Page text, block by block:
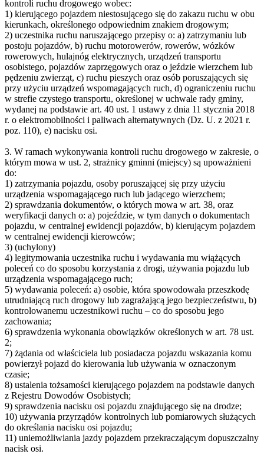
kontroli ruchu drogowego wobec:
1) kierującego pojazdem niestosującego się do zakazu ruchu w obu
kierunkach, określonego odpowiednim znakiem drogowym;
2) uczestnika ruchu naruszającego przepisy o: a) zatrzymaniu lub
postoju pojazdów, b) ruchu motorowerów, rowerów, wózków
rowerowych, hulajnóg elektrycznych, urządzeń transportu
osobistego, pojazdów zaprzęgowych oraz o jeździe wierzchem lub
pędzeniu zwierząt, c) ruchu pieszych oraz osób poruszających się
przy użyciu urządzeń wspomagających ruch, d) ograniczeniu ruchu
w strefie czystego transportu, określonej w uchwale rady gminy,
wydanej na podstawie art. 40 ust. 1 ustawy z dnia 11 stycznia 2018
r. o elektromobilności i paliwach alternatywnych (Dz. U. z 2021 r.
poz. 110), e) nacisku osi.
3. W ramach wykonywania kontroli ruchu drogowego w zakresie, o
którym mowa w ust. 2, strażnicy gminni (miejscy) są upoważnieni
do:
1) zatrzymania pojazdu, osoby poruszającej się przy użyciu
urządzenia wspomagającego ruch lub jadącego wierzchem;
2) sprawdzania dokumentów, o których mowa w art. 38, oraz
weryfikacji danych o: a) pojeździe, w tym danych o dokumentach
pojazdu, w centralnej ewidencji pojazdów, b) kierującym pojazdem
w centralnej ewidencji kierowców;
3) (uchylony)
4) legitymowania uczestnika ruchu i wydawania mu wiążących
poleceń co do sposobu korzystania z drogi, używania pojazdu lub
urządzenia wspomagającego ruch;
5) wydawania poleceń: a) osobie, która spowodowała przeszkodę
utrudniającą ruch drogowy lub zagrażającą jego bezpieczeństwu, b)
kontrolowanemu uczestnikowi ruchu – co do sposobu jego
zachowania;
6) sprawdzenia wykonania obowiązków określonych w art. 78 ust.
2;
7) żądania od właściciela lub posiadacza pojazdu wskazania komu
powierzył pojazd do kierowania lub używania w oznaczonym
czasie;
8) ustalenia tożsamości kierującego pojazdem na podstawie danych
z Rejestru Dowodów Osobistych;
9) sprawdzenia nacisku osi pojazdu znajdującego się na drodze;
10) używania przyrządów kontrolnych lub pomiarowych służących
do określania nacisku osi pojazdu;
11) uniemożliwiania jazdy pojazdem przekraczającym dopuszczalny
nacisk osi.